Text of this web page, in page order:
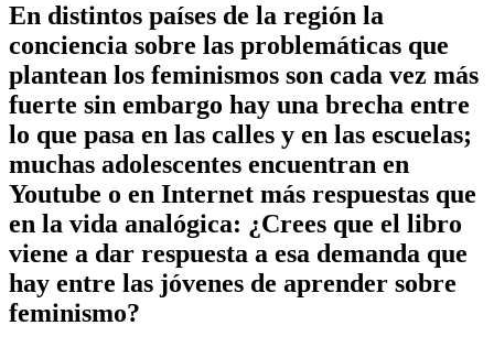
En distintos países de la región la
conciencia sobre las problemáticas que
plantean los feminismos son cada vez más
fuerte sin embargo hay una brecha entre
lo que pasa en las calles y en las escuelas;
muchas adolescentes encuentran en
Youtube o en Internet más respuestas que
en la vida analógica: ¿Crees que el libro
viene a dar respuesta a esa demanda que
hay entre las jóvenes de aprender sobre
feminismo?